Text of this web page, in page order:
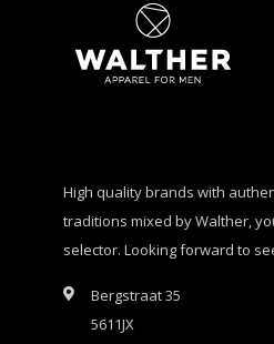
High quality brands with
traditions mixed by Walther,
selector. Looking forward to
Bergstraat 35
5611JX